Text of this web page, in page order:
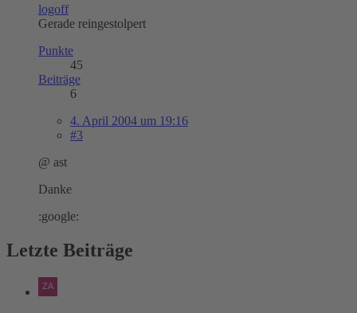
logoff
Gerade reingestolpert
Punkte
45
Beiträge
6
4. April 2004 um 19:16
#3
@ ast
Danke
:google:
Letzte Beiträge